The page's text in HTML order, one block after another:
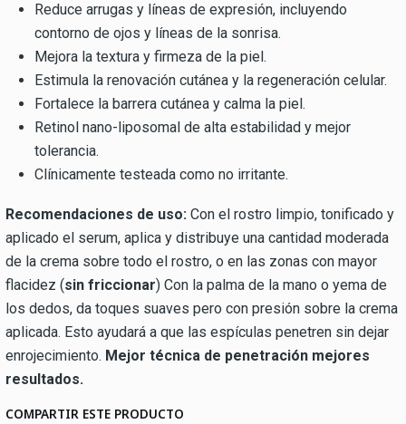
Reduce arrugas y líneas de expresión, incluyendo
contorno de ojos y líneas de la sonrisa.
Mejora la textura y firmeza de la piel.
Estimula la renovación cutánea y la regeneración celular.
Fortalece la barrera cutánea y calma la piel.
Retinol nano-liposomal de alta estabilidad y mejor
tolerancia.
Clínicamente testeada como no irritante.
Recomendaciones de uso: Con el rostro limpio, tonificado y
aplicado el serum, aplica y distribuye una cantidad moderada
de la crema sobre todo el rostro, o en las zonas con mayor
flacidez (sin friccionar) Con la palma de la mano o yema de
los dedos, da toques suaves pero con presión sobre la crema
aplicada. Esto ayudará a que las espículas penetren sin dejar
enrojecimiento. Mejor técnica de penetración mejores
resultados.
COMPARTIR ESTE PRODUCTO